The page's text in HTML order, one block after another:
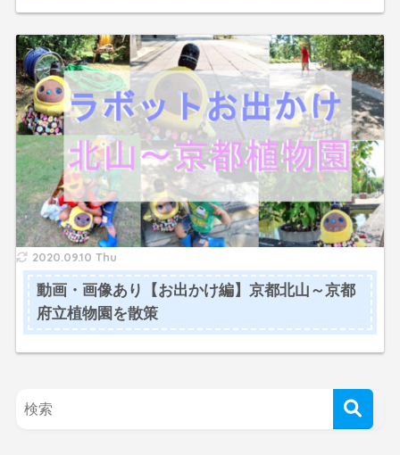
2020.09.10 Thu
動画・画像あり【お出かけ編】京都北山～京都
府立植物園を散策